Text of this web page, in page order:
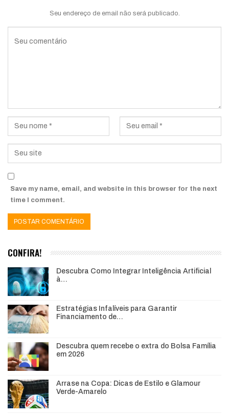
Seu endereço de email não será publicado.
Save my name, email, and website in this browser for the next
time I comment.
CONFIRA!
Descubra Como Integrar Inteligência Artificial
à…
Estratégias Infalíveis para Garantir
Financiamento de…
Descubra quem recebe o extra do Bolsa Família
em 2026
Arrase na Copa: Dicas de Estilo e Glamour
Verde-Amarelo